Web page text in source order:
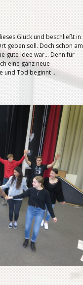
Glück und beschließt in
geben soll. Doch schon am
gute Idee war… Denn für
eine ganz neue
und Tod beginnt …